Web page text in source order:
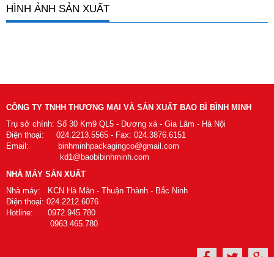
HÌNH ẢNH SẢN XUẤT
CÔNG TY TNHH THƯƠNG MẠI VÀ SẢN XUẤT BAO BÌ BÌNH MINH
Trụ sở chính: Số 30 Km9 QL5 - Dương xá - Gia Lâm - Hà Nội
Điện thoại: 024.2213.5565 - Fax: 024.3876.6151
Email: binhminhpackagingco@gmail.com
kd1@baobibinhminh.com
NHÀ MÁY SẢN XUẤT
Nhà máy: KCN Hà Mãn - Thuận Thành - Bắc Ninh
Điện thoại: 024.2212.6076
Hotline: 0972.945.780
0963.465.780